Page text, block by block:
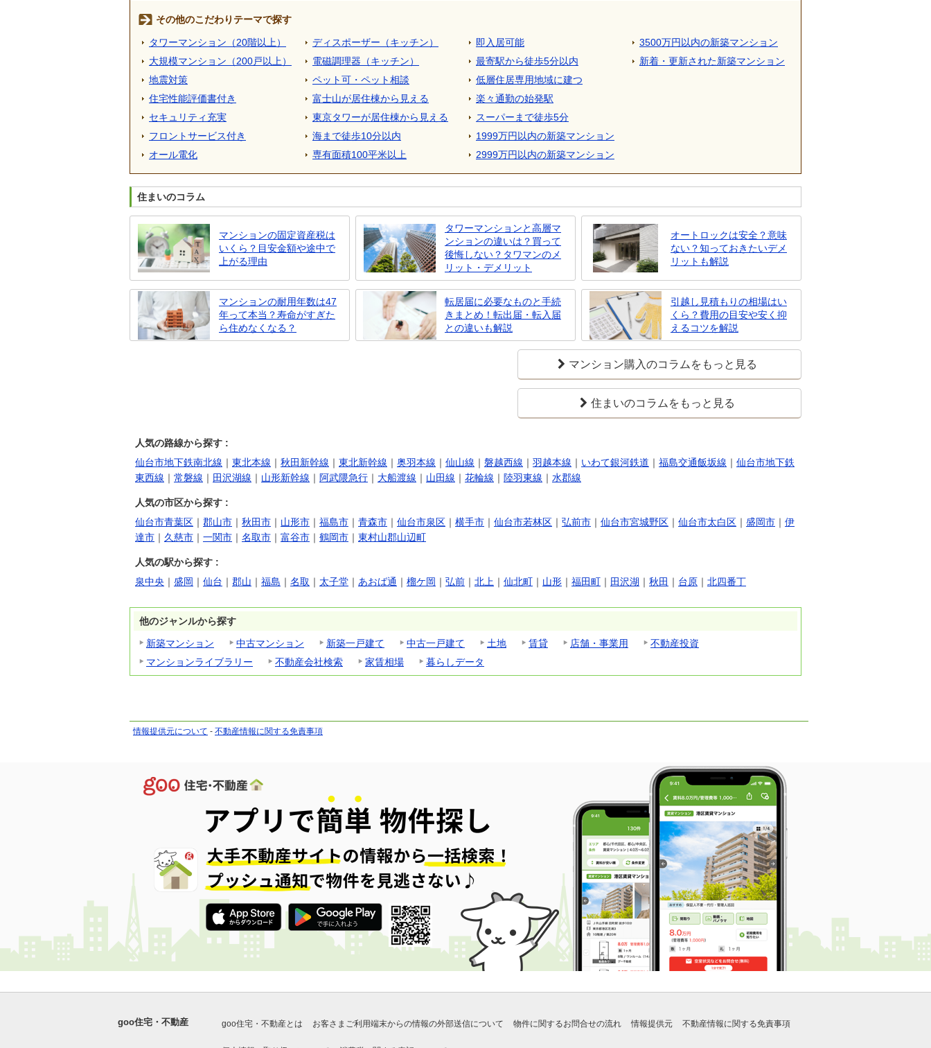
その他のこだわりテーマで探す
タワーマンション（20階以上）
大規模マンション（200戸以上）
地震対策
住宅性能評価書付き
セキュリティ充実
フロントサービス付き
オール電化
ディスポーザー（キッチン）
電磁調理器（キッチン）
ペット可・ペット相談
富士山が居住棟から見える
東京タワーが居住棟から見える
海まで徒歩10分以内
専有面積100平米以上
即入居可能
最寄駅から徒歩5分以内
低層住居専用地域に建つ
楽々通勤の始発駅
スーパーまで徒歩5分
1999万円以内の新築マンション
2999万円以内の新築マンション
3500万円以内の新築マンション
新着・更新された新築マンション
住まいのコラム
マンションの固定資産税は
いくら？目安金額や途中で
上がる理由
タワーマンションと高層マ
ンションの違いは？買って
後悔しない？タワマンのメ
リット・デメリット
オートロックは安全？意味
ない？知っておきたいデメ
リットも解説
マンションの耐用年数は47
年って本当？寿命がすぎた
ら住めなくなる？
転居届に必要なものと手続
きまとめ！転出届・転入届
との違いも解説
引越し見積もりの相場はい
くら？費用の目安や安く抑
えるコツを解説
マンション購入のコラムをもっと見る
住まいのコラムをもっと見る
人気の路線から探す :
仙台市地下鉄南北線 ｜ 東北本線 ｜ 秋田新幹線 ｜ 東北新幹線 ｜ 奥羽本線 ｜ 仙山線 ｜ 磐越西線 ｜ 羽越本線 ｜ いわて銀河鉄道 ｜ 福島交通飯坂線 ｜ 仙台市地下鉄
東西線 ｜ 常磐線 ｜ 田沢湖線 ｜ 山形新幹線 ｜ 阿武隈急行 ｜ 大船渡線 ｜ 山田線 ｜ 花輪線 ｜ 陸羽東線 ｜ 水郡線
人気の市区から探す :
仙台市青葉区 ｜ 郡山市 ｜ 秋田市 ｜ 山形市 ｜ 福島市 ｜ 青森市 ｜ 仙台市泉区 ｜ 横手市 ｜ 仙台市若林区 ｜ 弘前市 ｜ 仙台市宮城野区 ｜ 仙台市太白区 ｜ 盛岡市 ｜ 伊
達市 ｜ 久慈市 ｜ 一関市 ｜ 名取市 ｜ 富谷市 ｜ 鶴岡市 ｜ 東村山郡山辺町
人気の駅から探す :
泉中央 ｜ 盛岡 ｜ 仙台 ｜ 郡山 ｜ 福島 ｜ 名取 ｜ 太子堂 ｜ あおば通 ｜ 榴ケ岡 ｜ 弘前 ｜ 北上 ｜ 仙北町 ｜ 山形 ｜ 福田町 ｜ 田沢湖 ｜ 秋田 ｜ 台原 ｜ 北四番丁
他のジャンルから探す
新築マンション
中古マンション 新築一戸建て 中古一戸建て 土地 賃貸 店舗・事業用
不動産投資
マンションライブラリー
不動産会社検索 家賃相場 暮らしデータ
情報提供元について - 不動産情報に関する免責事項
goo住宅・不動産 goo住宅・不動産とは お客さまご利用端末からの情報の外部送信について 物件に関するお問合せの流れ 情報提供元 不動産情報に関する免責事項